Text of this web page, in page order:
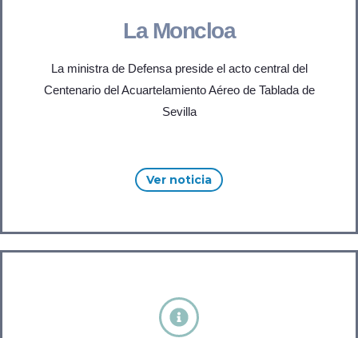
La Moncloa
La ministra de Defensa preside el acto central del
Centenario del Acuartelamiento Aéreo de Tablada de
Sevilla
Ver noticia